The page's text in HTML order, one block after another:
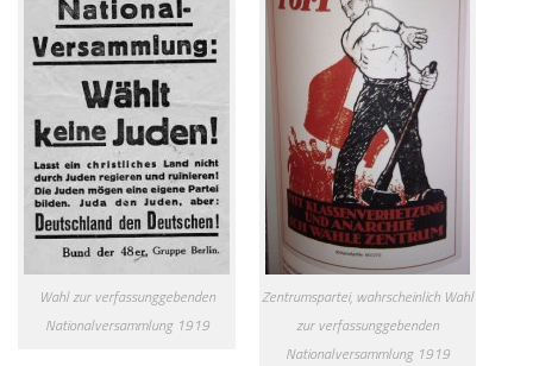
Wahl zur verfassunggebenden
Nationalversammlung 1919
Zentrumspartei, wahrscheinlich Wahl
zur verfassunggebenden
Nationalversammlung 1919